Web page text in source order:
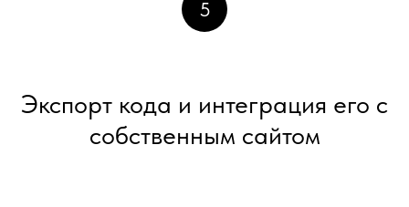
5
Экспорт кода и интеграция его с
собственным сайтом